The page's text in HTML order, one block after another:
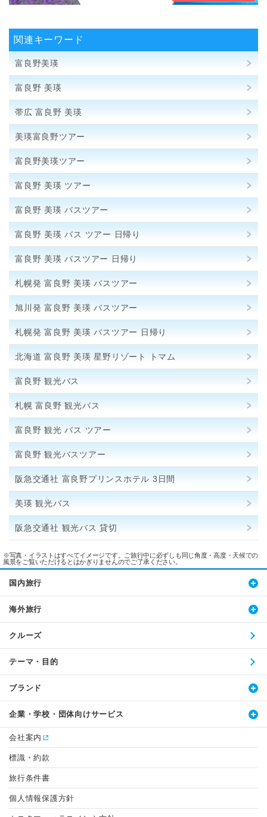
関連キーワード
富良野美瑛
富良野 美瑛
帯広 富良野 美瑛
美瑛富良野ツアー
富良野美瑛ツアー
富良野 美瑛 ツアー
富良野 美瑛 バスツアー
富良野 美瑛 バス ツアー 日帰り
富良野 美瑛 バスツアー 日帰り
札幌発 富良野 美瑛 バスツアー
旭川発 富良野 美瑛 バスツアー
札幌発 富良野 美瑛 バスツアー 日帰り
北海道 富良野 美瑛 星野リゾート トマム
富良野 観光バス
札幌 富良野 観光バス
富良野 観光 バス ツアー
富良野 観光バスツアー
阪急交通社 富良野プリンスホテル 3日間
美瑛 観光バス
阪急交通社 観光バス 貸切
※写真・イラストはすべてイメージです。ご旅行中に必ずしも同じ角度・高度・天候での
風景をご覧いただけるとはかぎりませんのでご了承ください。
国内旅行
海外旅行
クルーズ
テーマ・目的
ブランド
企業・学校・団体向けサービス
会社案内
標識・約款
旅行条件書
個人情報保護方針